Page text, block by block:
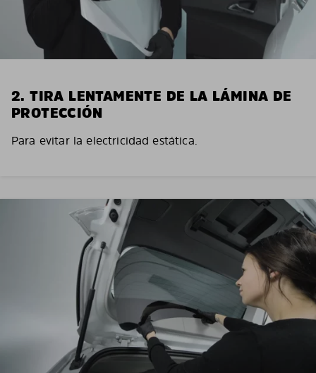
2. TIRA LENTAMENTE DE LA LÁMINA DE
PROTECCIÓN
Para evitar la electricidad estática.